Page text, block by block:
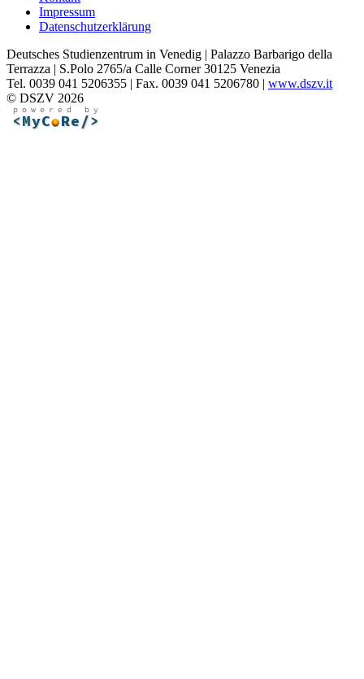
Impressum
Datenschutzerklärung
Deutsches Studienzentrum in Venedig | Palazzo Barbarigo della
Terrazza | S.Polo 2765/a Calle Corner 30125 Venezia
Tel. 0039 041 5206355 | Fax. 0039 041 5206780 | www.dszv.it
© DSZV 2026